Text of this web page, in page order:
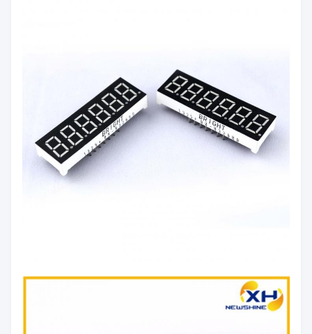
60mcd/칩
극성: 일반 안도/공용 카토드